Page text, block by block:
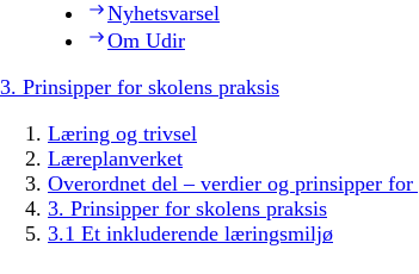
Nyhetsvarsel
Om Udir
3. Prinsipper for skolens praksis
Læring og trivsel
Læreplanverket
Overordnet del – verdier og prinsipper
3. Prinsipper for skolens praksis
3.1 Et inkluderende læringsmiljø